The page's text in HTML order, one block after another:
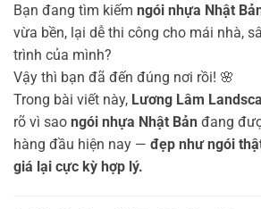
Bạn đang tìm kiếm ngói nhựa Nhật
vừa bền, lại dễ thi công cho mái nhà,
trình của mình?
Vậy thì bạn đã đến đúng nơi rồi! 🌸
Trong bài viết này, Lương Lâm
rõ vì sao ngói nhựa Nhật Bản đang
hàng đầu hiện nay — đẹp như ngói
giá lại cực kỳ hợp lý.